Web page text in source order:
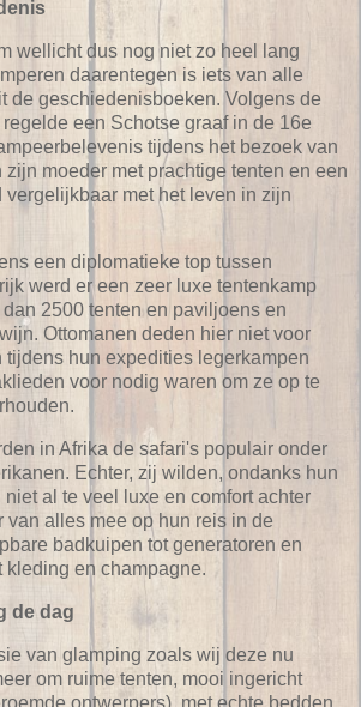
wellicht dus nog niet zo heel lang
daarentegen is iets van alle
de geschiedenisboeken. Volgens de
een Schotse graaf in de 16e
tijdens het bezoek van
zijn moeder met prachtige tenten en een
vergelijkbaar met het leven in zijn
een diplomatieke top tussen
werd er een zeer luxe tentenkamp
2500 tenten en paviljoens en
Ottomanen deden hier niet voor
tijdens hun expedities legerkampen
voor nodig waren om ze op te
in Afrika de safari's populair onder
Echter, zij wilden, ondanks hun
al te veel luxe en comfort achter
van alles mee op hun reis in de
badkuipen tot generatoren en
kleding en champagne.
de dag
van glamping zoals wij deze nu
om ruime tenten, mooi ingericht
ontwerpers), met echte bedden